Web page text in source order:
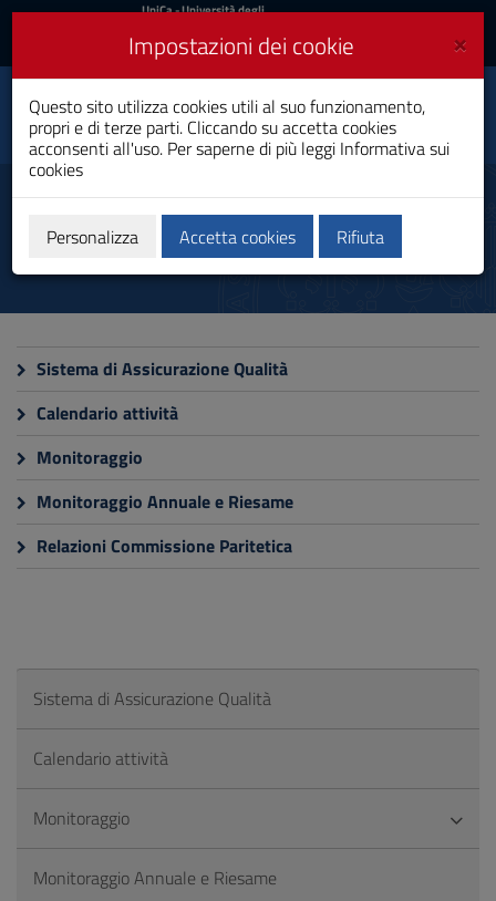
Vai
al
navigazione
sito
al
Footer
UniCa
Accedi
UniCa- Università degli
Accedi UniCA News
Toggle
navigation
Economia, Finanza e
Analisi dei Dati
Laurea Magistrale
Qualità e miglioramento
Sistema di Assicurazione Qualità
Calendario attività
Monitoraggio
Monitoraggio Annuale e Riesame
Relazioni Commissione Paritetica
Sistema di Assicurazione Qualità
Calendario attività
Monitoraggio
Monitoraggio Annuale e Riesame
×
Impostazioni dei cookie
Questo sito utilizza cookies utili al suo funzionamento,
propri e di terze parti. Cliccando su accetta cookies
acconsenti all'uso. Per saperne di più leggi Informativa sui
cookies
Personalizza Accetta cookies Rifiuta